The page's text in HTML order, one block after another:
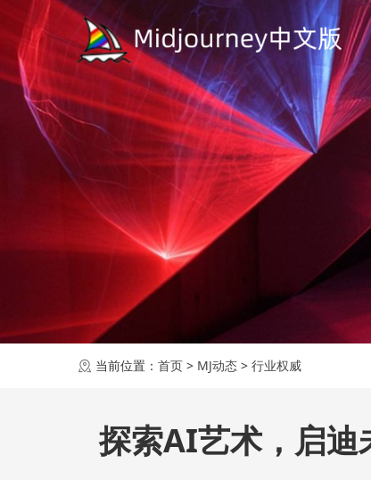
当前位置： 首页 > MJ动态 > 行业权威
探索AI艺术，启